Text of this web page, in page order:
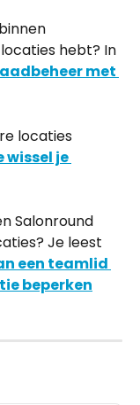
hebt? In
met
locaties
wissel je
Salonround
Je leest
een teamlid
beperken